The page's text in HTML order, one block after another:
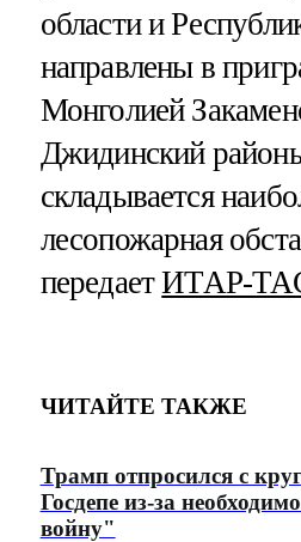
области и
направлены в
Монголией
Джидинский
складывается
лесопожарная
передаетИТАР-
ЧИТАЙТЕ ТАКЖЕ
Трамп отпросился с
Госдепе из-за
войну"